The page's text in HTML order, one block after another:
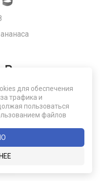
для обеспечения
трафика и
пользоваться
файлов